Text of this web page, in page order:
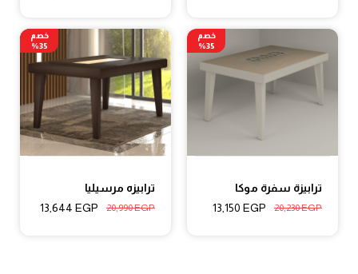
ترابيزة سفرة موكا
20,230EGP
13,150 EGP
خصم
35%
ترابيزه مرسيليا
20,990EGP
13,644 EGP
خصم
35%